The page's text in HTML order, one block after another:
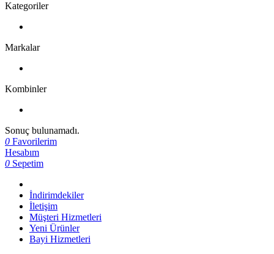
Kategoriler
Markalar
Kombinler
Sonuç bulunamadı.
0 Favorilerim
Hesabım
0 Sepetim
İndirimdekiler
İletişim
Müşteri Hizmetleri
Yeni Ürünler
Bayi Hizmetleri